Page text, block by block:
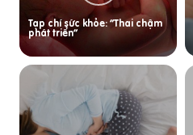
Tạp chí sức khỏe: “Thai chậm
phát triển”